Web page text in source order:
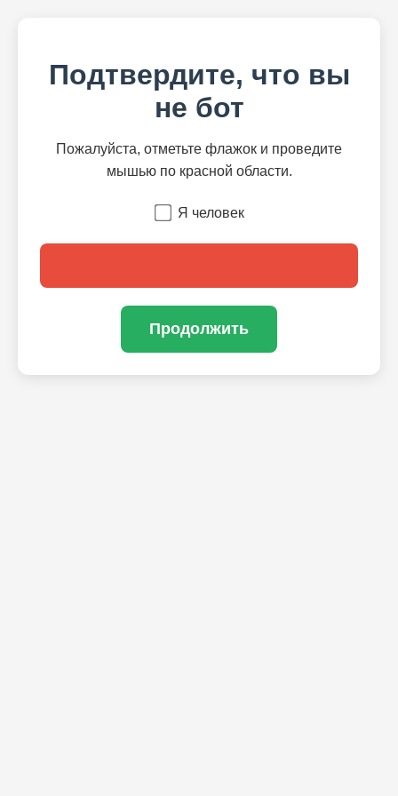
Подтвердите, что вы
не бот
Пожалуйста, отметьте флажок и проведите
мышью по красной области.
Я человек
Продолжить